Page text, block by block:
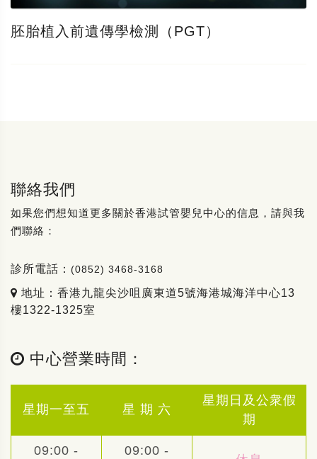
胚胎植入前遺傳學檢測（PGT）
聯絡我們
如果您們想知道更多關於香港試管嬰兒中心的信息，請與我
們聯絡：
診所電話： (0852) 3468-3168
地址：香港九龍尖沙咀廣東道5號海港城海洋中心13
樓1322-1325室
中心營業時間：
星期一至五 星 期 六
星期日及公衆假
期
09:00 - 09:00 -